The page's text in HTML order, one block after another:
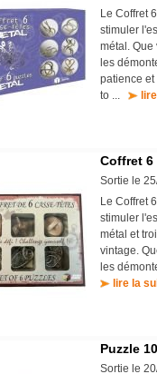
Le Coffret
stimuler
métal. Que
les
patience
to ...
Coffret 6
Sortie le
Le Coffret
stimuler
métal et
vintage.
les
lire la
Puzzle
Sortie le